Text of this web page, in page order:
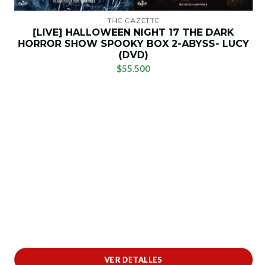
THE GAZETTE
[LIVE] HALLOWEEN NIGHT 17 THE DARK
HORROR SHOW SPOOKY BOX 2-ABYSS- LUCY
(DVD)
$55.500
VER DETALLES